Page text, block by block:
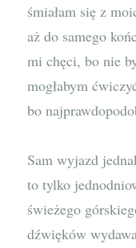
śmiałam się z
aż do samego
mi chęci, bo nie
mogłabym
bo
Sam wyjazd
to tylko
świeżego
dźwięków